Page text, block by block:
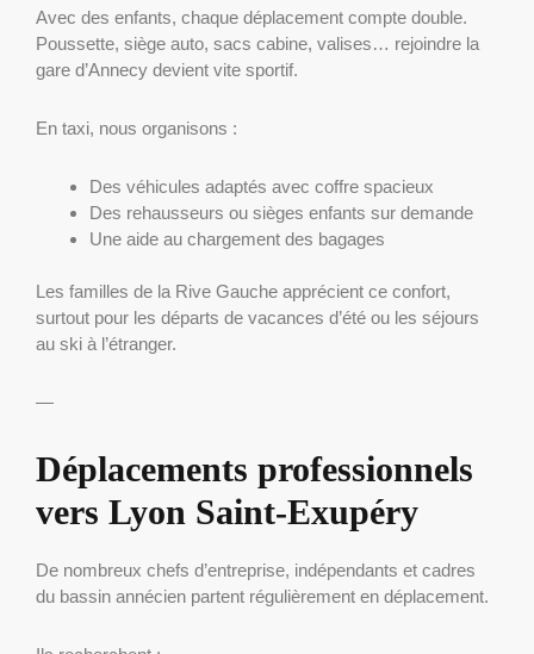
Avec des enfants, chaque déplacement compte double.
Poussette, siège auto, sacs cabine, valises… rejoindre la
gare d’Annecy devient vite sportif.
En taxi, nous organisons :
Des véhicules adaptés avec coffre spacieux
Des rehausseurs ou sièges enfants sur demande
Une aide au chargement des bagages
Les familles de la Rive Gauche apprécient ce confort,
surtout pour les départs de vacances d’été ou les séjours
au ski à l’étranger.
—
Déplacements professionnels
vers Lyon Saint-Exupéry
De nombreux chefs d’entreprise, indépendants et cadres
du bassin annécien partent régulièrement en déplacement.